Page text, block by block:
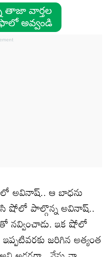
అవినాష్.. ఆ బాధను
షోలో పాల్గొన్న అవినాష్..
నవ్వించాడు. ఇక షోలో
జరిగిన అత్యంత